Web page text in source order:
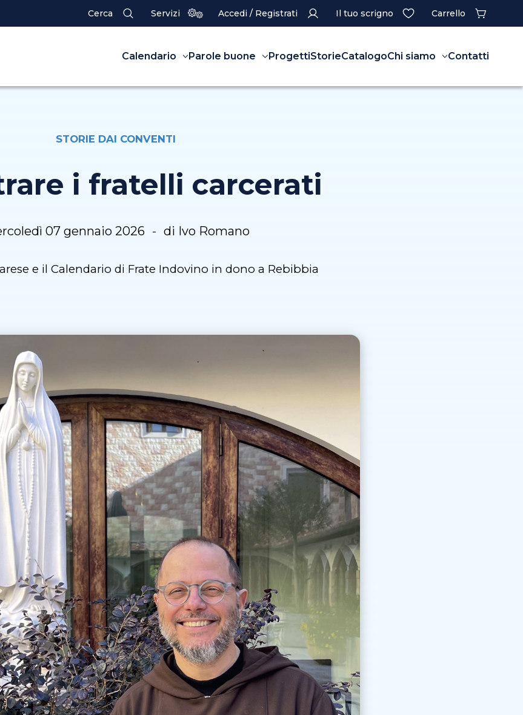
Cerca Servizi Accedi / Registrati Il tuo scrigno Carrello
Calendario Parole buone ProgettiStorieCatalogoChi siamo Contatti
STORIE DAI CONVENTI
i fratelli carcerati
07 gennaio 2026 di Ivo Romano
e il Calendario di Frate Indovino in dono a Rebibbia